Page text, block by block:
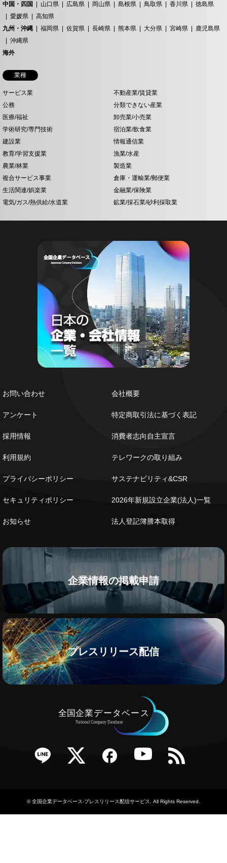
中国・四国
山口県 広島県 岡山県 島根県 鳥取県 香川県
徳島県
愛媛県
高知県
九州・沖縄
福岡県 佐賀県 長崎県 熊本県 大分県 宮崎県
鹿児島県
沖縄県
海外
業種
サービス業
不動産業/賃貸業
公務
分類できない産業
医療/福祉
卸売業/小売業
学術研究/専門技術
宿泊業/飲食業
建設業
情報通信業
教育/学習支援業
漁業/水産
農業/林業
製造業
複合サービス事業
倉庫・運輸業/郵便業
生活関連/娯楽業
金融業/保険業
電気/ガス/熱供給/水道業
鉱業/採石業/砂利採取業
お問い合わせ
アンケート
採用情報
利用規約
プライバシーポリシー
セキュリティポリシー
お知らせ
会社概要
特定商取引法に基づく表記
消費者志向自主宣言
テレワークの取り組み
サステナビリティ&CSR
2026年新規設立企業(法人)一覧
法人登記簿謄本取得
企業情報の掲載申請
プレスリリース配信
Twitter Facebook YouTube RSS
©全国企業データベース-プレスリリース配信サービス . All Rights Reserved.